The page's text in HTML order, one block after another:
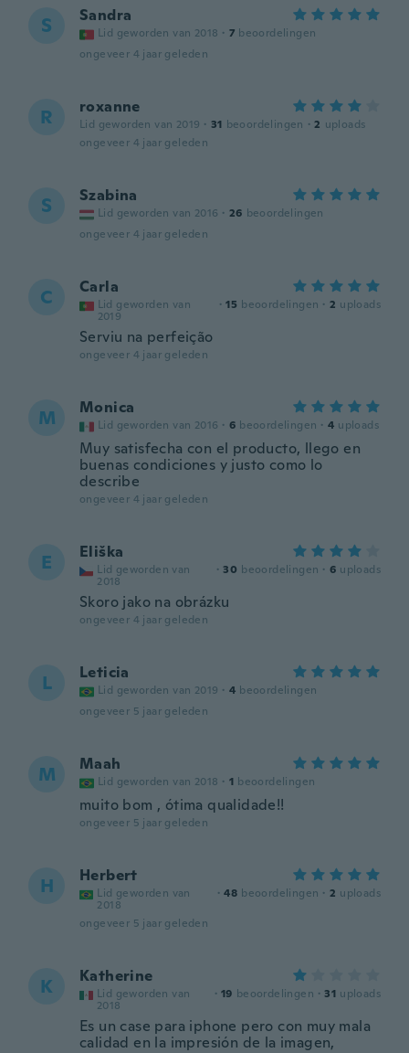
S Sandra
Lid geworden van 2018 · 7 beoordelingen
ongeveer 4 jaar geleden
R roxanne
Lid geworden van 2019 · 31 beoordelingen · 2 uploads
ongeveer 4 jaar geleden
S Szabina
Lid geworden van 2016 · 26 beoordelingen
ongeveer 4 jaar geleden
C Carla
Lid geworden van
2019
· 15 beoordelingen · 2 uploads
Serviu na perfeição
ongeveer 4 jaar geleden
M Monica
Lid geworden van 2016 · 6 beoordelingen · 4 uploads
Muy satisfecha con el producto, llego en
buenas condiciones y justo como lo
describe
ongeveer 4 jaar geleden
E Eliška
Lid geworden van
2018
· 30 beoordelingen · 6 uploads
Skoro jako na obrázku
ongeveer 4 jaar geleden
L Leticia
Lid geworden van 2019 · 4 beoordelingen
ongeveer 5 jaar geleden
M Maah
Lid geworden van 2018 · 1 beoordelingen
muito bom , ótima qualidade!!
ongeveer 5 jaar geleden
H Herbert
Lid geworden van
2018
· 48 beoordelingen · 2 uploads
ongeveer 5 jaar geleden
K Katherine
Lid geworden van
2018
· 19 beoordelingen · 31 uploads
Es un case para iphone pero con muy mala
calidad en la impresión de la imagen,